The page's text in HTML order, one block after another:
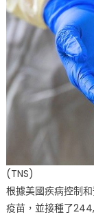
(TNS)
根據美國疾病控制
疫苗，並接種了